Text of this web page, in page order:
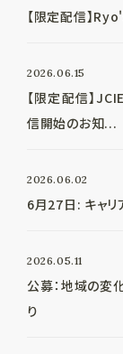
【限定配信】
2026.06.15
【限定配信】
信開始のお知...
2026.06.02
6月27日: キャ
2026.05.11
公募：地域の変
り